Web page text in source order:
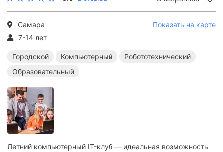
Самара
Показать на карте
7-14 лет
Городской Компьютерный
Робототехнический
Образовательный
Летний компьютерный IT-клуб — идеальная возможность
Летние технические лагеря
Летние образовательные лагеря